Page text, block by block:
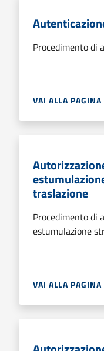
Procedimento di
VAI ALLA PAGINA
traslazione
Procedimento di
estumulazione
VAI ALLA PAGINA